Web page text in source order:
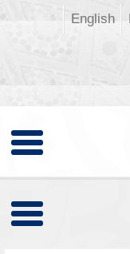
English